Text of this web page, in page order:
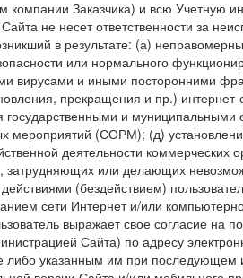
компании Заказчика) и всю Учетную
не несет ответственности за
в результате: (а)
или нормального
вирусами и иными посторонними
прекращения и пр.)
государственными и
мероприятий (СОРМ); (д)
деятельности коммерческих
затрудняющих или делающих
(бездействием)
сети Интернет и/или
выражает свое согласие на
Сайта) по адресу
либо указанным им при